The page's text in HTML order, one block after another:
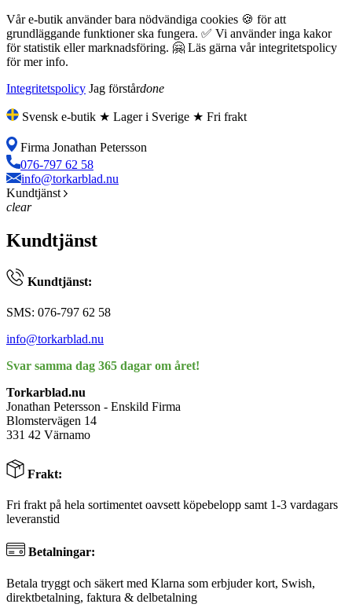
Vår e-butik använder bara nödvändiga cookies 🍪 för att
grundläggande funktioner ska fungera. ✅ Vi använder inga kakor
för statistik eller marknadsföring. 🤗 Läs gärna vår integritetspolicy
för mer info.
Integritetspolicy Jag förstårdone
Svensk e-butik ★ Lager i Sverige ★ Fri frakt
Firma Jonathan Petersson
076-797 62 58
info@torkarblad.nu
Kundtjänst
clear
Kundtjänst
Kundtjänst:
SMS: 076-797 62 58
info@torkarblad.nu
Svar samma dag 365 dagar om året!
Torkarblad.nu
Jonathan Petersson - Enskild Firma
Blomstervägen 14
331 42 Värnamo
Frakt:
Fri frakt på hela sortimentet oavsett köpebelopp samt 1-3 vardagars
leveranstid
Betalningar:
Betala tryggt och säkert med Klarna som erbjuder kort, Swish,
direktbetalning, faktura & delbetalning